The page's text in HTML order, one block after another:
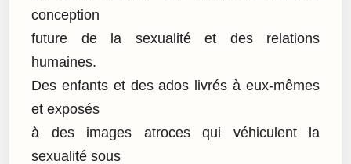
conception
future de la sexualité et des relations
humaines.
Des enfants et des ados livrés à eux-mêmes
et exposés
à des images atroces qui véhiculent la
sexualité sous